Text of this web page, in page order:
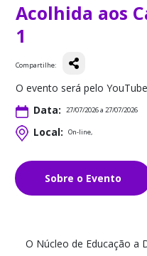
Acolhida aos
1
Compartilhe:
O evento será pelo
Data:
27/07/2026 a 27/07/2026
Local: On-line,
Sobre o Evento
O Núcleo de Educação a